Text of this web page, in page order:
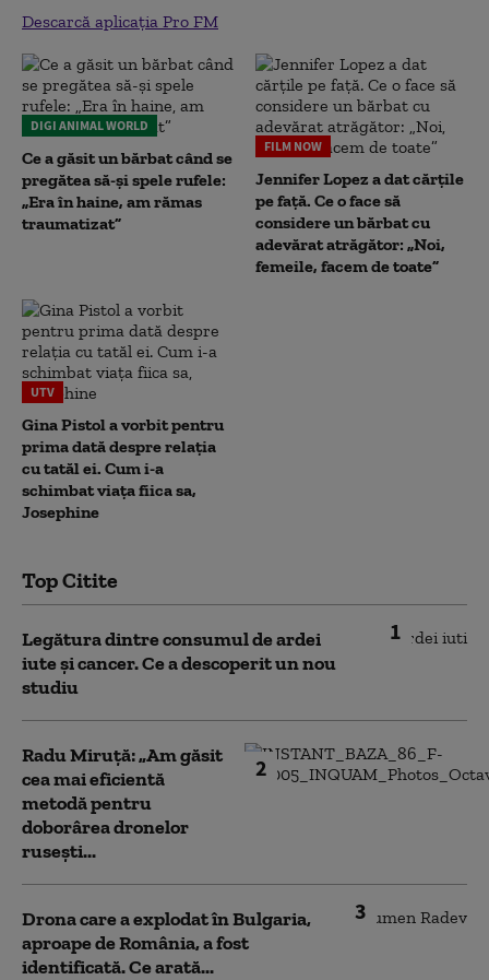
Descarcă aplicația Pro FM
DIGI ANIMAL WORLD
Ce a găsit un bărbat când se
pregătea să-și spele rufele:
„Era în haine, am rămas
traumatizat”
FILM NOW
Jennifer Lopez a dat cărțile
pe față. Ce o face să
considere un bărbat cu
adevărat atrăgător: „Noi,
femeile, facem de toate”
UTV
Gina Pistol a vorbit pentru
prima dată despre relația
cu tatăl ei. Cum i-a
schimbat viața fiica sa,
Josephine
Top Citite
1
Legătura dintre consumul de ardei
iute și cancer. Ce a descoperit un nou
studiu
2
Radu Miruță: „Am găsit
cea mai eficientă
metodă pentru
doborârea dronelor
rusești...
3
Drona care a explodat în Bulgaria,
aproape de România, a fost
identificată. Ce arată...